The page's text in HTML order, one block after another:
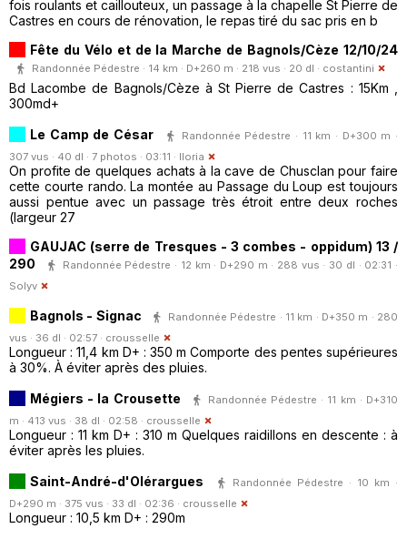
fois roulants et caillouteux, un passage à la chapelle St Pierre de
Castres en cours de rénovation, le repas tiré du sac pris en b
Fête du Vélo et de la Marche de Bagnols/Cèze 12/10/24
Randonnée Pédestre · 14 km · D+260 m · 218 vus · 20 dl · costantini
Bd Lacombe de Bagnols/Cèze à St Pierre de Castres : 15Km ,
300md+
Le Camp de César
Randonnée Pédestre · 11 km · D+300 m ·
307 vus · 40 dl · 7 photos · 03:11 · lloria
On profite de quelques achats à la cave de Chusclan pour faire
cette courte rando. La montée au Passage du Loup est toujours
aussi pentue avec un passage très étroit entre deux roches
(largeur 27
GAUJAC (serre de Tresques - 3 combes - oppidum) 13 /
290
Randonnée Pédestre · 12 km · D+290 m · 288 vus · 30 dl · 02:31 ·
Solyv
Bagnols - Signac
Randonnée Pédestre · 11 km · D+350 m · 280
vus · 36 dl · 02:57 · crousselle
Longueur : 11,4 km D+ : 350 m Comporte des pentes supérieures
à 30%. À éviter après des pluies.
Mégiers - la Crousette
Randonnée Pédestre · 11 km · D+310
m · 413 vus · 38 dl · 02:58 · crousselle
Longueur : 11 km D+ : 310 m Quelques raidillons en descente : à
éviter après les pluies.
Saint-André-d'Olérargues
Randonnée Pédestre · 10 km ·
D+290 m · 375 vus · 33 dl · 02:36 · crousselle
Longueur : 10,5 km D+ : 290m